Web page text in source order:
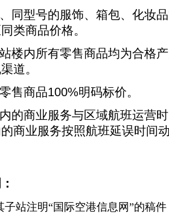
型号的服饰、箱包、化妆品
类商品价格。
内所有零售商品均为合格产
道。
商品100%明码标价。
商业服务与区域航班运营时
商业服务按照航班延误时间
注明“国际空港信息网”的稿件